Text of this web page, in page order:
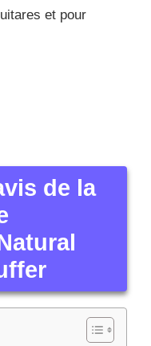
et pour
de la